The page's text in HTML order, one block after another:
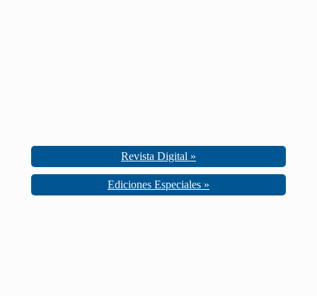
Revista Digital »
Ediciones Especiales »